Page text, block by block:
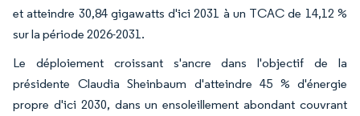
et atteindre 30,84 gigawatts d'ici 2031 à un TCAC de 14,12 %
sur la période 2026-2031.
Le déploiement croissant s'ancre dans l'objectif de la
présidente Claudia Sheinbaum d'atteindre 45 % d'énergie
propre d'ici 2030, dans un ensoleillement abondant couvrant